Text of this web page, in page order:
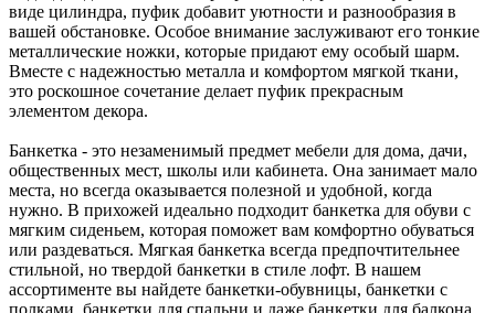
виде цилиндра, пуфик добавит уютности и разнообразия в
вашей обстановке. Особое внимание заслуживают его тонкие
металлические ножки, которые придают ему особый шарм.
Вместе с надежностью металла и комфортом мягкой ткани,
это роскошное сочетание делает пуфик прекрасным
элементом декора.
Банкетка - это незаменимый предмет мебели для дома, дачи,
общественных мест, школы или кабинета. Она занимает мало
места, но всегда оказывается полезной и удобной, когда
нужно. В прихожей идеально подходит банкетка для обуви с
мягким сиденьем, которая поможет вам комфортно обуваться
или раздеваться. Мягкая банкетка всегда предпочтительнее
стильной, но твердой банкетки в стиле лофт. В нашем
ассортименте вы найдете банкетки-обувницы, банкетки с
полками, банкетки для спальни и даже банкетки для балкона.